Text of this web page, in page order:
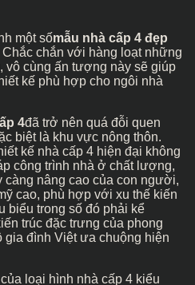
một sốmẫu nhà cấp 4 đẹp
chắn với hàng loạt những
vô cùng ấn tượng này sẽ giúp
kế phù hợp cho ngôi nhà
4đã trở nên quá đỗi quen
biệt là khu vực nông thôn.
kế nhà cấp 4 hiện đại không
công trình nhà ở chất lượng,
càng nâng cao của con người,
cao, phù hợp với xu thế kiến
biểu trong số đó phải kể
trúc đặc trưng của phong
đình Việt ưa chuộng hiện
loại hình nhà cấp 4 kiểu